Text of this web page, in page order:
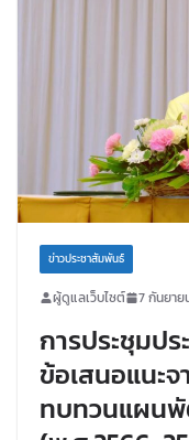
ข่าวประชาสัมพันธ์
ผู้ดูแลเว็บไซต์ 7 กันยาย
การประชุมป
ข้อเสนอแนะ
ทบทวนแผน